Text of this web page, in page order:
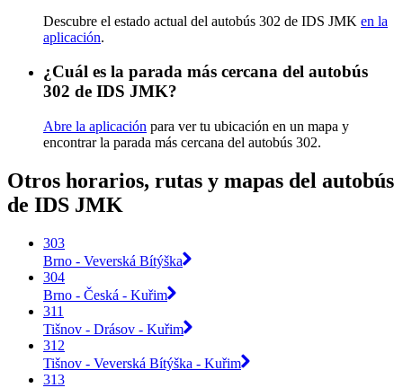
Descubre el estado actual del autobús 302 de IDS JMK en la
aplicación.
¿Cuál es la parada más cercana del autobús
302 de IDS JMK?
Abre la aplicación para ver tu ubicación en un mapa y
encontrar la parada más cercana del autobús 302.
Otros horarios, rutas y mapas del autobús
de IDS JMK
303
Brno - Veverská Bítýška
304
Brno - Česká - Kuřim
311
Tišnov - Drásov - Kuřim
312
Tišnov - Veverská Bítýška - Kuřim
313